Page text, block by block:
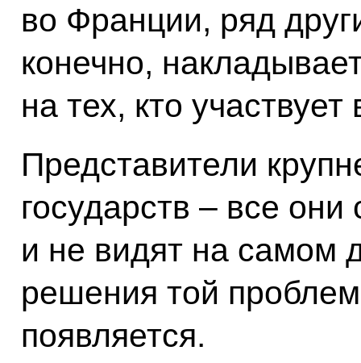
во Франции, ряд
конечно,
на тех, кто
Представители
государств – все
и не видят на самом
решения той
появляется.